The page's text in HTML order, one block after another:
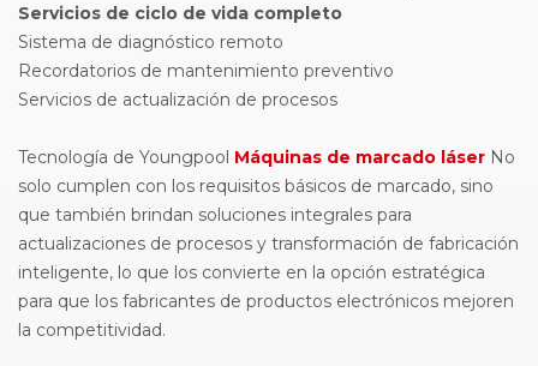
Servicios de ciclo de vida completo
Sistema de diagnóstico remoto
Recordatorios de mantenimiento preventivo
Servicios de actualización de procesos
Tecnología de Youngpool Máquinas de marcado láser No
solo cumplen con los requisitos básicos de marcado, sino
que también brindan soluciones integrales para
actualizaciones de procesos y transformación de fabricación
inteligente, lo que los convierte en la opción estratégica
para que los fabricantes de productos electrónicos mejoren
la competitividad.